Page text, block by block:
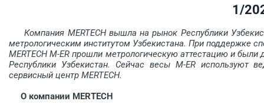
1/
Компания MERTECH вышла на рынок Республики
метрологическим институтом Узбекистана. При поддержке
MERTECH M-ER прошли метрологическую аттестацию и
Республики Узбекистан. Сейчас весы M-ER используют
сервисный центр MERTECH.
О компании MERTECH